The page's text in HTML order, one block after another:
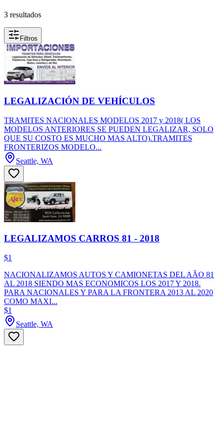
3 resultados
Filtros
LEGALIZACIÓN DE VEHÍCULOS
TRAMITES NACIONALES MODELOS 2017 y 2018( LOS
MODELOS ANTERIORES SE PUEDEN LEGALIZAR, SOLO
QUE SU COSTO ES MUCHO MAS ALTO).TRAMITES
FRONTERIZOS MODELO...
Seattle, WA
LEGALIZAMOS CARROS 81 - 2018
$1
NACIONALIZAMOS AUTOS Y CAMIONETAS DEL AÃO 81
AL 2018 SIENDO MAS ECONOMICOS LOS 2017 Y 2018.
PARA NACIONALES Y PARA LA FRONTERA 2013 AL 2020
COMO MAXI...
$1
Seattle, WA